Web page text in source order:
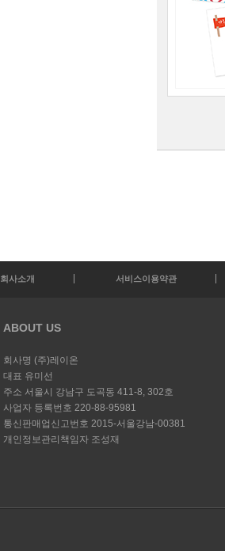
회사소개 서비스이용약관
ABOUT US
회사명 (주)레이온
대표 유미선
주소 서울시 강남구 도곡동 411-8, 302호
사업자 등록번호 220-88-95981
통신판매업신고번호 2015-서울강남-00381
개인정보관리책임자 조성재